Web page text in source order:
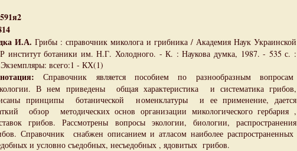
И.А. Грибы : справочник миколога и грибника / Академия Наук Украинской
институт ботаники им. Н.Г. Холодного. - К. : Наукова думка, 1987. - 535 с. :
всего:1 - КХ(1)
Справочник является пособием по разнообразным вопросам
В нем приведены общая характеристика и систематика грибов,
принципы ботанической номенклатуры и ее применение, дается
обзор методических основ организации микологического гербария ,
грибов. Рассмотрены вопросы экологии, биологии, распространения
Справочник снабжен описанием и атласом наиболее распространенных
и условно съедобных, несъедобных , ядовитых грибов.